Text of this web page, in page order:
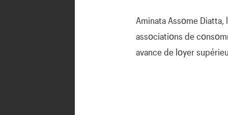
Aminata Assοme
assοciatiοns de
avance de lοyer